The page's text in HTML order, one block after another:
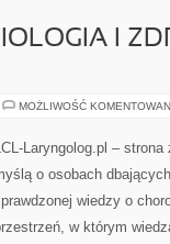
I
MOŻLIWOŚĆ
Laryngolog.pl –
o osobach
wiedzy o
w którym